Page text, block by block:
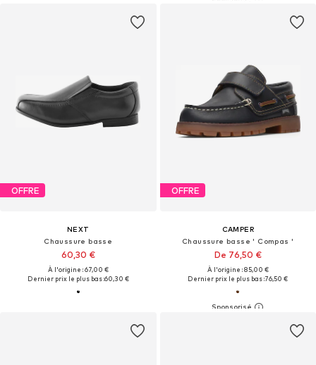
OFFRE
NEXT
Chaussure basse
60,30 €
À l'origine : 67,00 €
Dernier prix le plus bas :60,30 €
OFFRE
CAMPER
Chaussure basse ' Compas '
De 76,50 €
À l'origine : 85,00 €
Dernier prix le plus bas :76,50 €